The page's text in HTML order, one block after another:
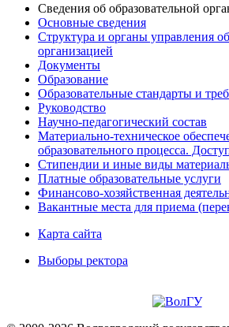
Сведения об образовательной
Основные сведения
Структура и органы управления
организацией
Документы
Образование
Образовательные стандарты и
Руководство
Научно-педагогический состав
Материально-техническое
образовательного процесса.
Стипендии и иные виды
Платные образовательные услуги
Финансово-хозяйственная
Вакантные места для приема
Карта сайта
Выборы ректора